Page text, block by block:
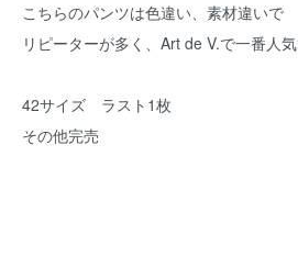
こちらのパンツは色違い、素材違いで
リピーターが多く、Art de V.で一番人
42サイズ ラスト1枚
その他完売